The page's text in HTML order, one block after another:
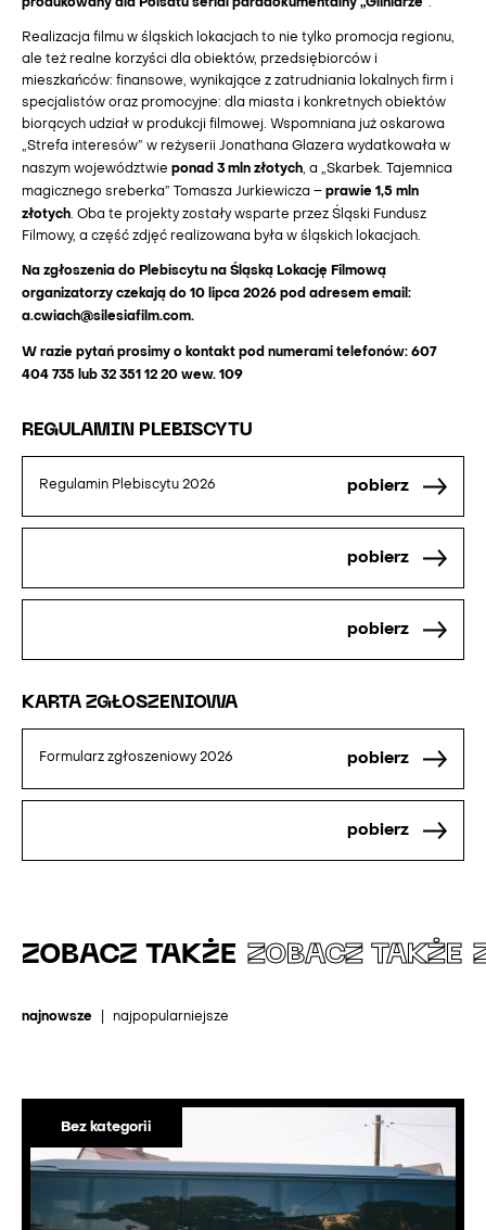
produkowany dla Polsatu serial paradokumentalny „Gliniarze” .
Realizacja filmu w śląskich lokacjach to nie tylko promocja regionu,
ale też realne korzyści dla obiektów, przedsiębiorców i
mieszkańców: finansowe, wynikające z zatrudniania lokalnych firm i
specjalistów oraz promocyjne: dla miasta i konkretnych obiektów
biorących udział w produkcji filmowej. Wspomniana już oskarowa
„Strefa interesów” w reżyserii Jonathana Glazera wydatkowała w
naszym województwie ponad 3 mln złotych, a „Skarbek. Tajemnica
magicznego sreberka” Tomasza Jurkiewicza – prawie 1,5 mln
złotych. Oba te projekty zostały wsparte przez Śląski Fundusz
Filmowy, a część zdjęć realizowana była w śląskich lokacjach.
Na zgłoszenia do Plebiscytu na Śląską Lokację Filmową
organizatorzy czekają do 10 lipca 2026 pod adresem email:
a.cwiach@silesiafilm.com.
W razie pytań prosimy o kontakt pod numerami telefonów: 607
404 735 lub 32 351 12 20 wew. 109
REGULAMIN PLEBISCYTU
Regulamin Plebiscytu 2026 pobierz
pobierz
pobierz
KARTA ZGŁOSZENIOWA
Formularz zgłoszeniowy 2026 pobierz
pobierz
ZOBACZ TAKŻE ZOBACZ TAKŻE
najnowsze najpopularniejsze
Bez kategorii